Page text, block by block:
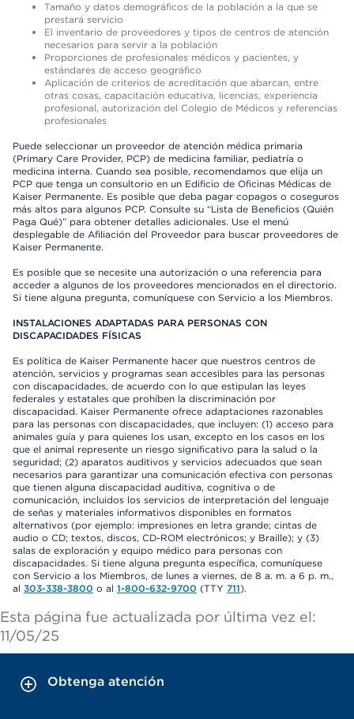
Tamaño y datos demográficos de la población a la que se
prestará servicio
El inventario de proveedores y tipos de centros de atención
necesarios para servir a la población
Proporciones de profesionales médicos y pacientes, y
estándares de acceso geográfico
Aplicación de criterios de acreditación que abarcan, entre
otras cosas, capacitación educativa, licencias, experiencia
profesional, autorización del Colegio de Médicos y referencias
profesionales
Puede seleccionar un proveedor de atención médica primaria
(Primary Care Provider, PCP) de medicina familiar, pediatría o
medicina interna. Cuando sea posible, recomendamos que elija un
PCP que tenga un consultorio en un Edificio de Oficinas Médicas de
Kaiser Permanente. Es posible que deba pagar copagos o coseguros
más altos para algunos PCP. Consulte su “Lista de Beneficios (Quién
Paga Qué)” para obtener detalles adicionales. Use el menú
desplegable de Afiliación del Proveedor para buscar proveedores de
Kaiser Permanente.
Es posible que se necesite una autorización o una referencia para
acceder a algunos de los proveedores mencionados en el directorio.
Si tiene alguna pregunta, comuníquese con Servicio a los Miembros.
INSTALACIONES ADAPTADAS PARA PERSONAS CON
DISCAPACIDADES FÍSICAS
Es política de Kaiser Permanente hacer que nuestros centros de
atención, servicios y programas sean accesibles para las personas
con discapacidades, de acuerdo con lo que estipulan las leyes
federales y estatales que prohíben la discriminación por
discapacidad. Kaiser Permanente ofrece adaptaciones razonables
para las personas con discapacidades, que incluyen: (1) acceso para
animales guía y para quienes los usan, excepto en los casos en los
que el animal represente un riesgo significativo para la salud o la
seguridad; (2) aparatos auditivos y servicios adecuados que sean
necesarios para garantizar una comunicación efectiva con personas
que tienen alguna discapacidad auditiva, cognitiva o de
comunicación, incluidos los servicios de interpretación del lenguaje
de señas y materiales informativos disponibles en formatos
alternativos (por ejemplo: impresiones en letra grande; cintas de
audio o CD; textos, discos, CD-ROM electrónicos; y Braille); y (3)
salas de exploración y equipo médico para personas con
discapacidades. Si tiene alguna pregunta específica, comuníquese
con Servicio a los Miembros, de lunes a viernes, de 8 a. m. a 6 p. m.,
al 303-338-3800 o al 1-800-632-9700 (TTY 711).
Esta página fue actualizada por última vez el:
11/05/25
Obtenga atención